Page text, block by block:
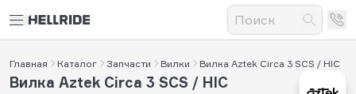
Главная Каталог Запчасти Вилки Вилка Aztek Circa 3 SCS / HIC
Вилка Aztek Circa 3 SCS / HIC